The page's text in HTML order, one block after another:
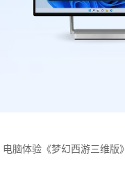
脑体验《梦幻西游三维版》